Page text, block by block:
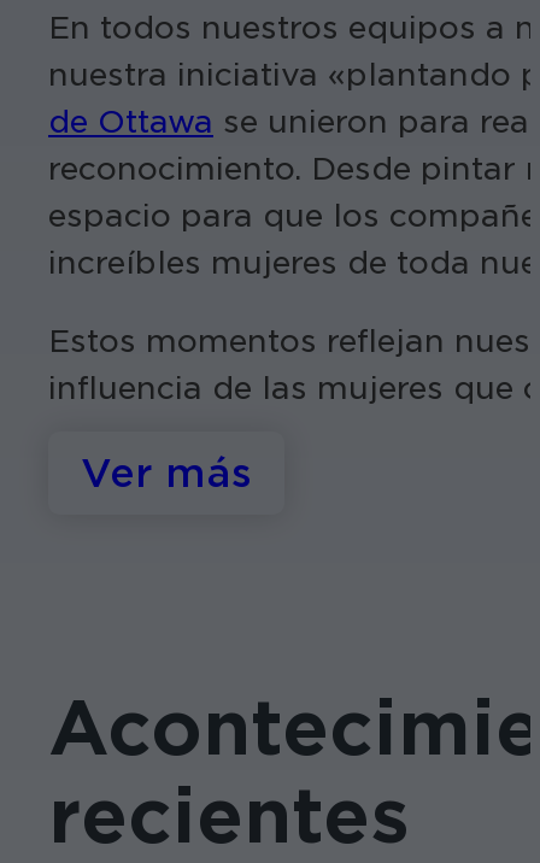
En todos nuestros equipos a
nuestra iniciativa «plantando
de Ottawa se unieron para
reconocimiento. Desde pintar
espacio para que los
increíbles mujeres de toda
Estos momentos reflejan
influencia de las mujeres que
Ver más
recientes